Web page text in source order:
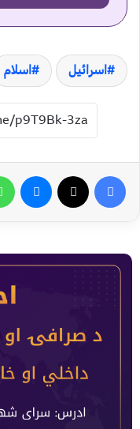
اسرائیل اسلام